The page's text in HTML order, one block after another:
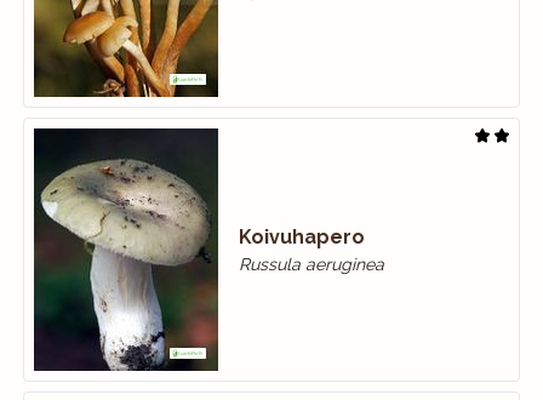
Koivuhapero
Russula aeruginea